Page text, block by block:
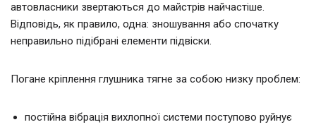
автовласники звертаються до майстрів найчастіше.
Відповідь, як правило, одна: зношування або спочатку
неправильно підібрані елементи підвіски.
Погане кріплення глушника тягне за собою низку проблем:
постійна вібрація вихлопної системи поступово руйнує